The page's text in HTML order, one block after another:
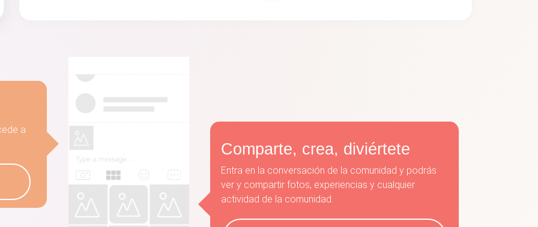
a
Comparte, crea, diviértete
Entra en la conversación de la comunidad y podrás
ver y compartir fotos, experiencias y cualquier
actividad de la comunidad.